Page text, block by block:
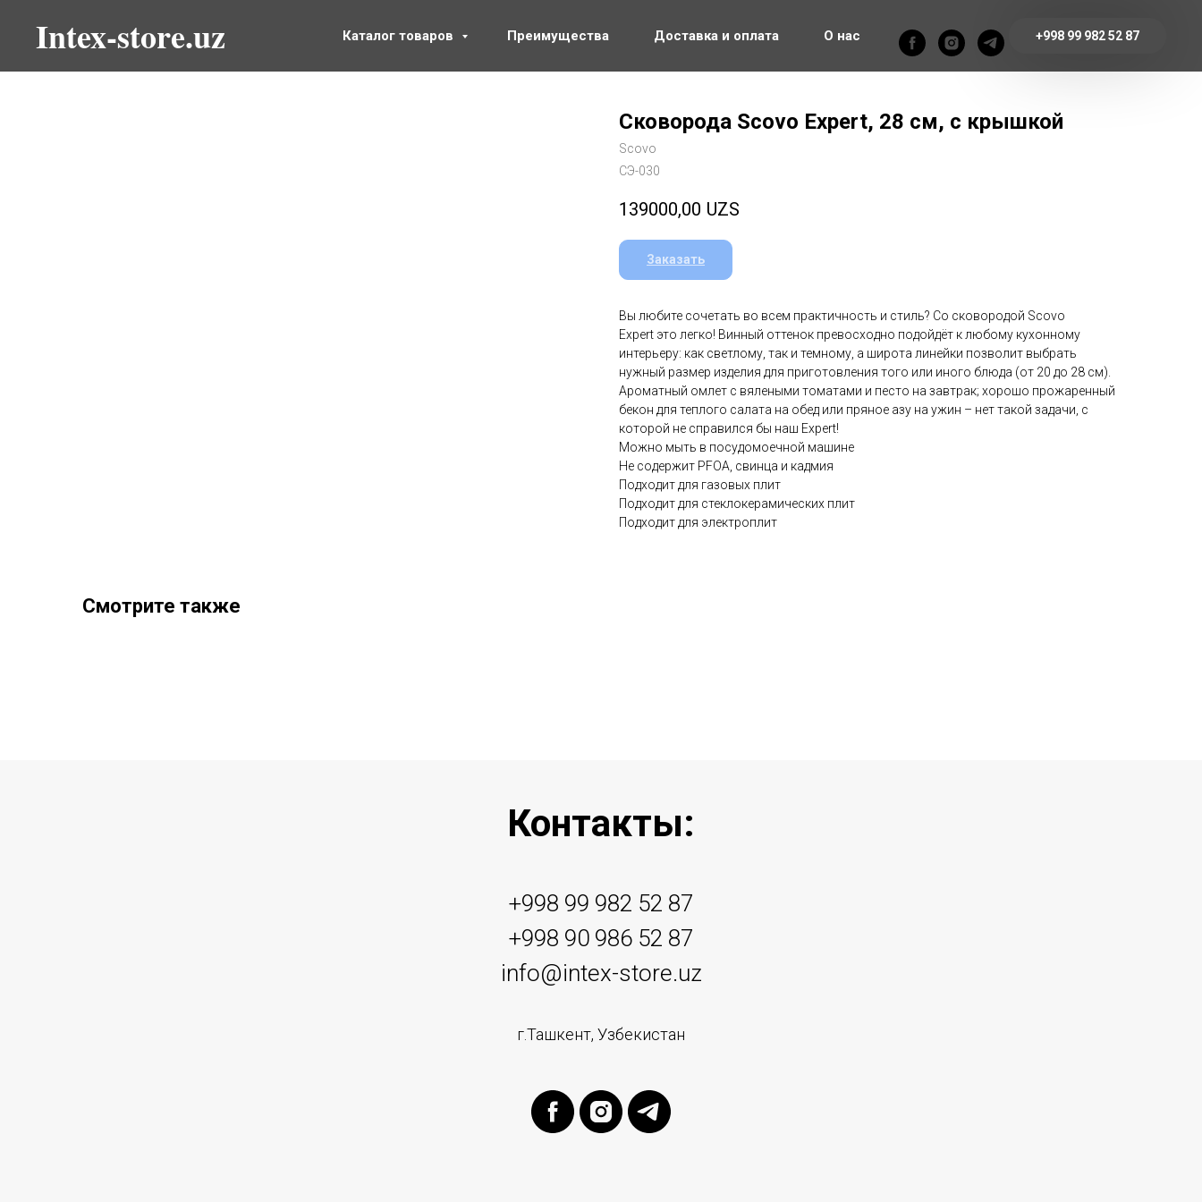
Intex-store.uz Каталог товаров Преимущества Доставка и оплата О нас +998 99 982 52 87
Сковорода Scovo Expert, 28 см, с крышкой
Scovo
СЭ-030
139000,00 UZS
Заказать
Вы любите сочетать во всем практичность и стиль? Со сковородой Scovo
Expert это легко! Винный оттенок превосходно подойдёт к любому кухонному
интерьеру: как светлому, так и темному, а широта линейки позволит выбрать
нужный размер изделия для приготовления того или иного блюда (от 20 до 28 см).
Ароматный омлет с вялеными томатами и песто на завтрак; хорошо прожаренный
бекон для теплого салата на обед или пряное азу на ужин – нет такой задачи, с
которой не справился бы наш Expert!
Можно мыть в посудомоечной машине
Не содержит PFOA, свинца и кадмия
Подходит для газовых плит
Подходит для стеклокерамических плит
Подходит для электроплит
Смотрите также
Контакты:
+998 99 982 52 87
+998 90 986 52 87
info@intex-store.uz
г.Ташкент, Узбекистан